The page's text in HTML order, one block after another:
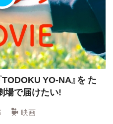
YO-NA』を た
場で届けたい!
映画